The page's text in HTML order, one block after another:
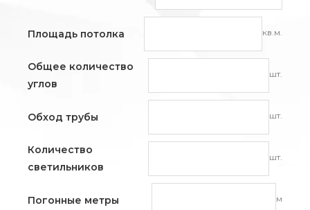
Площадь потолка кв.м.
Общее количество
углов
шт.
Обход трубы шт.
Количество
светильников
шт.
Погонные метры м